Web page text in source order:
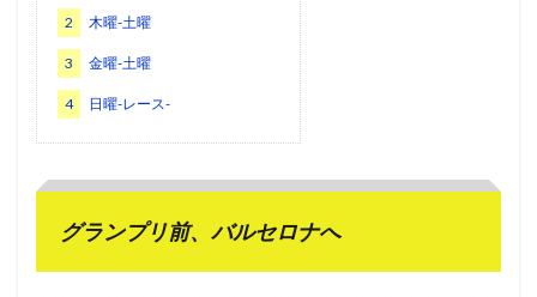
2 木曜-土曜
3 金曜-土曜
4 日曜-レース-
グランプリ前、バルセロナへ